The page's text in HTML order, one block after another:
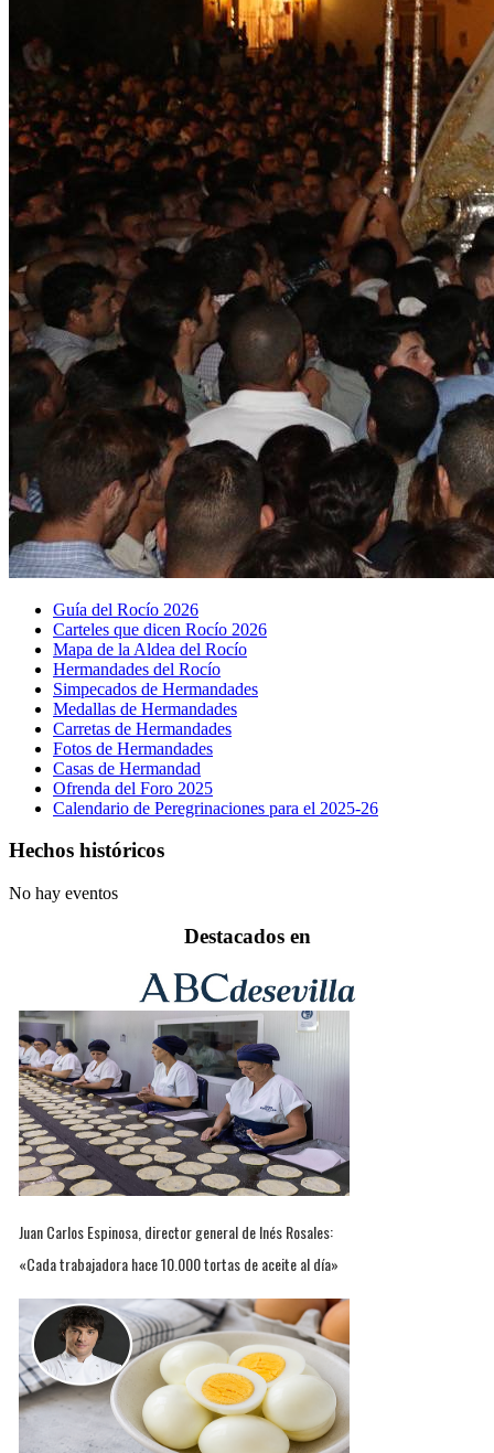
Guía del Rocío 2026
Carteles que dicen Rocío 2026
Mapa de la Aldea del Rocío
Hermandades del Rocío
Simpecados de Hermandades
Medallas de Hermandades
Carretas de Hermandades
Fotos de Hermandades
Casas de Hermandad
Ofrenda del Foro 2025
Calendario de Peregrinaciones para el 2025-26
Hechos históricos
No hay eventos
Destacados en
Juan Carlos Espinosa, director general de Inés Rosales:
«Cada trabajadora hace 10.000 tortas de aceite al día»